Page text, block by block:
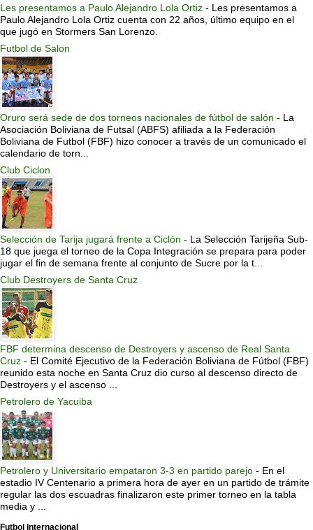
Les presentamos a Paulo Alejandro Lola Ortiz - Les presentamos a
Paulo Alejandro Lola Ortiz cuenta con 22 años, último equipo en el
que jugó en Stormers San Lorenzo.
Futbol de Salon
Oruro será sede de dos torneos nacionales de fútbol de salón - La
Asociación Boliviana de Futsal (ABFS) afiliada a la Federación
Boliviana de Futbol (FBF) hizo conocer a través de un comunicado el
calendario de torn...
Club Ciclon
Selección de Tarija jugará frente a Ciclón - La Selección Tarijeña Sub-
18 que juega el torneo de la Copa Integración se prepara para poder
jugar el fin de semana frente al conjunto de Sucre por la t...
Club Destroyers de Santa Cruz
FBF determina descenso de Destroyers y ascenso de Real Santa
Cruz - El Comité Ejecutivo de la Federación Boliviana de Fútbol (FBF)
reunido esta noche en Santa Cruz dio curso al descenso directo de
Destroyers y el ascenso ...
Petrolero de Yacuiba
Petrolero y Universitario empataron 3-3 en partido parejo - En el
estadio IV Centenario a primera hora de ayer en un partido de trámite
regular las dos escuadras finalizaron este primer torneo en la tabla
media y ...
Futbol Internacional